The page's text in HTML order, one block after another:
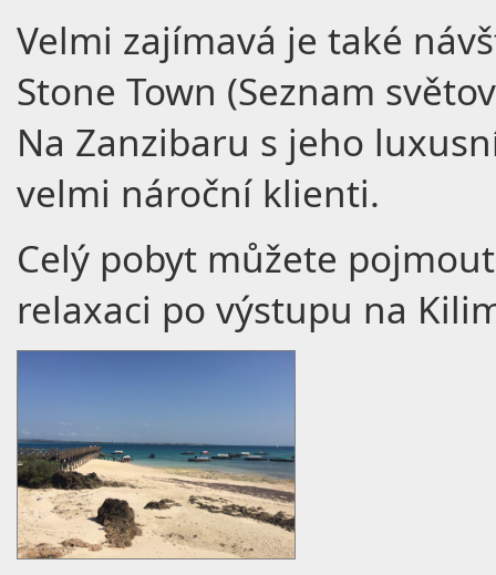
Velmi zajímavá je také
Stone Town (Seznam
Na Zanzibaru s jeho
velmi nároční klienti.
Celý pobyt můžete
relaxaci po výstupu na